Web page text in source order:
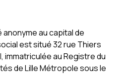
au capital de
est situé 32 rue Thiers
au Registre du
de Lille Métropole sous le